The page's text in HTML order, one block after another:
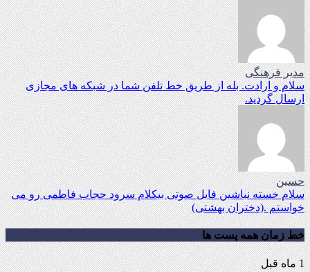
مدیر فرهنگی
سلام و ارادت. بله از طریق خط تلفن شما در شبکه های مجازی
ارسال گردید.
حسین
سلام خسته نباشین فایل صوتی بیکلام سرود حجاب فاطمی رو می
خواستم .(دختران بهشتی)
خط زمان همه پست ها
1 ماه قبل